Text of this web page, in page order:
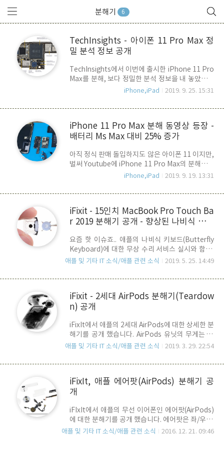
분해기 6
TechInsights - 아이폰 11 Pro Max 정
밀 분석 정보 공개
TechInsights에서 이번에 출시한 iPhone 11 Pro
Max를 분해, 보다 정밀한 분석 정보을 내 놓았습니
다. 매우 기술적인 분석정보이기 때문에, 사실 저를
별한 감은 오지 않습니다. ^^ 하지만, 특별히 관심
TechInsights의 분석에 의하면 이번 A13 SoC는
삼성의 K3UH5H50AM-SGCL 4GB LPDDR4X
Package) 한 것이라고 합니다. 4GB RAM 이 맞는
것 같습니다. USI 라고 마킹된 Package 안에 애플
의 U1 칩이 들어 있을 것으로 추정하고 있으며, 현
iPhone,iPad 2019. 9. 25. 15:31
iPhone 11 Pro Max 분해 동영상 등장 -
배터리 Ms Max 대비 25% 증가
아직 정식 판매 돌입하지도 않은 아이폰 11 이지만,
벌써 Youtube에 iPhone 11 Pro Max의 분해기가
등장을 했습니다. 베트남 스마트 폰 관련 사이트인
iPhone XS Max와의 내부 구성품 비교를 하고 있
가한 3969mAh 임을 확인할 수 있으며, XS Max가
두개의 배터리를 L자 형태로 패키징 한 것과 달리
있다는 차이점을 발견할 수 있습니다. 용량이 증가
한 만큼 두께도 두꺼운 것을 알 수 있습니다. 로직보
드는 트리플카메라와 두꺼워진 배터리를 고려하여
니다. 내부를 들여다 볼..
iPhone,iPad 2019. 9. 19. 13:31
iFixit - 15인치 MacBook Pro Touch Ba
r 2019 분해기 공개 - 향상된 나비식 키보
요즘 핫 이슈죠.. 애플의 나비식 키보드(Butterfly
Keyboard)에 대한 무상 수리 서비스 실시와 함께,
새로 업그레이드된 2019년 최신형 맥북프로에서
에서는 기존의 3세대 나비식 키보드의 문제점을 보
다는 정도만 발표를 했습니다. (그래서.. 4세대라고
부르기에는 좀 애매한 부분이 있다는..) 때마침,
내용을 공유 했습니다. 변화가 느껴지시나요? 전체
적인 구조는 동일해 보입니다. 다만, Cover의 투명
도가 차이가 나는 것을 보면 확실히 재질이 바뀐 것
색 Bracket을 전체적으로 덮고 ..
애플 및 기타 IT 소식/애플 관련 소식 2019. 5. 25. 14:49
iFixit - 2세대 AirPods 분해기(Teardow
n) 공개
iFixIt에서 애플의 2세대 AirPods에 대한 상세한 분
해기를 공개 했습니다. AirPods 유닛의 무게는 사
이즈는 1세대와 동일 충전 케이스는 2.3g 무거워
Hinge 구조가 변경되었습니다. AirPod 유닛은 1세
다. 유닛은 칼로 Body의 배를 갈라야 위와 같은 내
부를 확인할 수 있습니다. 내부 구성은 Apple Hi
타 등등 배터리는 93mWh로 용량은 1세대와 "동
일" . 충전 케이스에 포함된 충전 배터리는 1세대와
동일규격, 동일 용량(398mAh). 수리 점수는 0점 !
애플 및 기타 IT 소식/애플 관련 소식 2019. 3. 29. 22:54
iFixIt, 애플 에어팟(AirPods) 분해기 공
개
iFIxIt에서 애플의 무선 이어폰인 에어팟(AirPods)
에 대한 분해기를 공개 했습니다. 에어팟은 좌/우 각
각 4g, 충전기 케이스의 무게는 38g으로
애플 및 기타 IT 소식/애플 관련 소식 2016. 12. 21. 09:46